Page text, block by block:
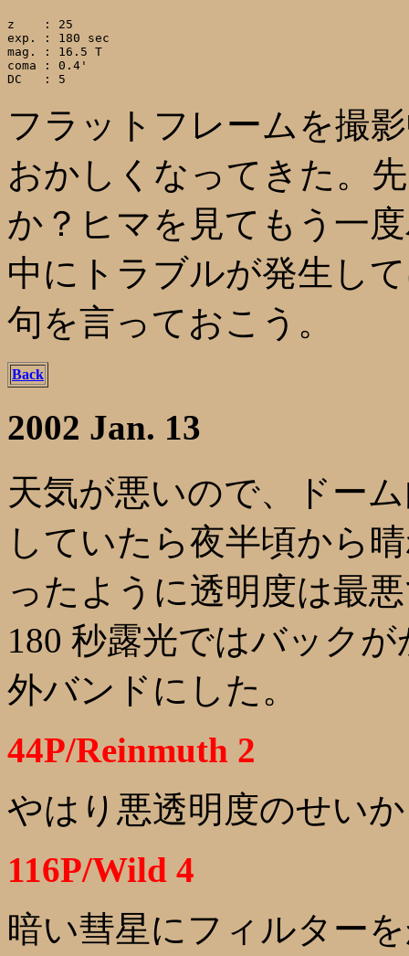
z    : 25
exp. : 180 sec
mag. : 16.5 T
coma : 0.4'
フラットフレームを撮
おかしくなってきた。
か？ヒマを見てもう一
中にトラブルが発生し
句を言っておこう。
Back
2002 Jan. 13
天気が悪いので、ドー
していたら夜半頃から
ったように透明度は最
180 秒露光ではバック
外バンドにした。
44P/Reinmuth 2
やはり悪透明度のせい
116P/Wild 4
暗い彗星にフィルター